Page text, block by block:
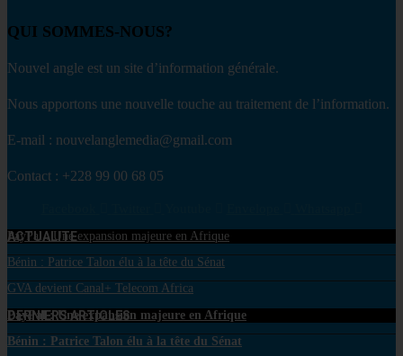
QUI SOMMES-NOUS?
Nouvel angle est un site d’information générale.
Nous apportons une nouvelle touche au traitement de l’information.
E-mail : nouvelanglemedia@gmail.com
Contact : +228 99 00 68 05
ACTUALITE
PayPal : Une expansion majeure en Afrique
Bénin : Patrice Talon élu à la tête du Sénat
GVA devient Canal+ Telecom Africa
DERNIERS ARTICLES
PayPal : Une expansion majeure en Afrique
Bénin : Patrice Talon élu à la tête du Sénat